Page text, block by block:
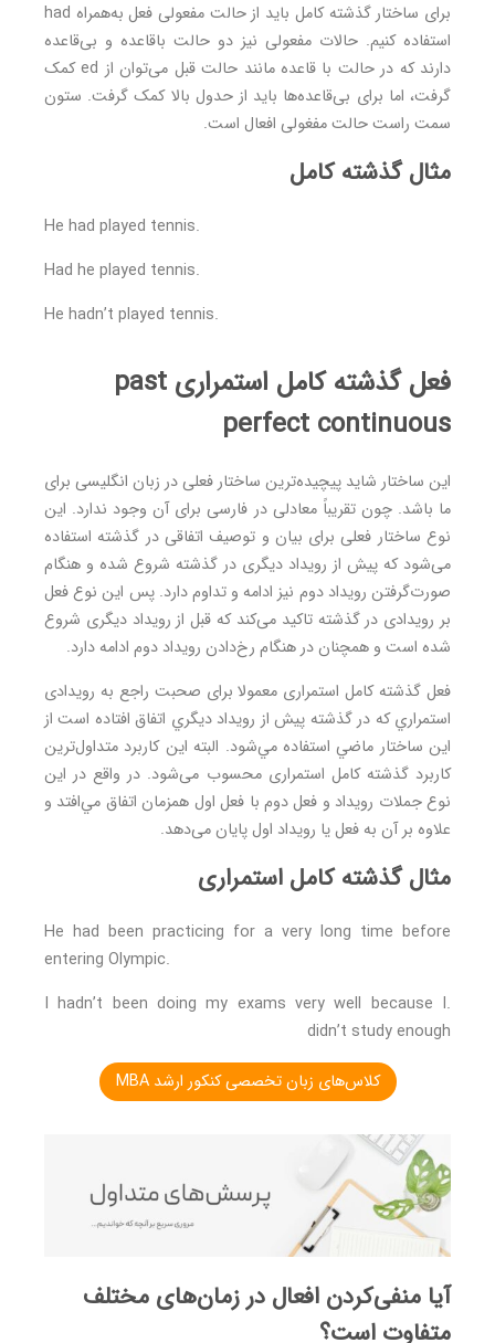
برای ساختار گذشته کامل باید از حالت مفعولی فعل به‌همراه had
استفاده کنیم. حالات مفعولی نیز دو حالت باقاعده و بی‌قاعده
دارند که در حالت با قاعده مانند حالت قبل می‌توان از ed کمک
گرفت، اما برای بی‌قاعده‌ها باید از حدول بالا کمک گرفت. ستون
سمت راست حالت مفغولی افعال است.
مثال گذشته کامل
He had played tennis.
Had he played tennis.
He hadn’t played tennis.
فعل گذشته کامل استمراری past
perfect continuous
این ساختار شاید پیچیده‌ترین ساختار فعلی در زبان انگلیسی برای
ما باشد. چون تقریباً معادلی در فارسی برای آن وجود ندارد. این
نوع ساختار فعلی برای بیان و توصیف اتفاقی در گذشته استفاده
می‌شود که پیش از رویداد دیگری در گذشته شروع شده و هنگام
صورت‌گرفتن رویداد دوم نیز ادامه و تداوم دارد. پس اين نوع فعل
بر رویدادی در گذشته تاكيد می‌کند كه قبل از رویداد دیگری شروع
شده است و همچنان در هنگام رخ‌دادن رويداد دوم ادامه دارد.
فعل گذشته کامل استمراری معمولا برای صحبت راجع به رویدادی
استمراري که در گذشته پيش از رويداد ديگري اتفاق افتاده است از
اين ساختار ماضي استفاده مي‌شود. البته این کاربرد متداول‌ترین
کاربرد گذشته کامل استمراری محسوب می‌شود. در واقع در اين
نوع جملات رويداد و فعل دوم با فعل اول همزمان اتفاق مي‌افتد و
علاوه بر آن به فعل یا رویداد اول پایان می‌دهد.
مثال گذشته کامل استمراری
He had been practicing for a very long time before
entering Olympic.
.I hadn’t been doing my exams very well because I
didn’t study enough
کلاس‌های زبان تخصصی کنکور ارشد MBA
آیا منفی‌کردن افعال در زمان‌های مختلف
متفاوت است؟